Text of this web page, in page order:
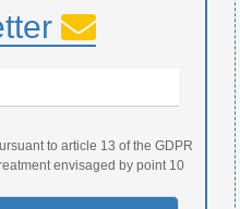
to article 13 of the GDPR
envisaged by point 10